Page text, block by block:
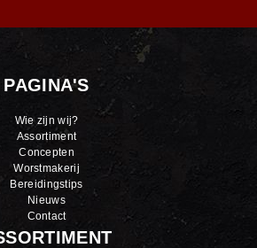
PAGINA'S
Wie zijn wij?
Assortiment
Concepten
Worstmakerij
Bereidingstips
Nieuws
Contact